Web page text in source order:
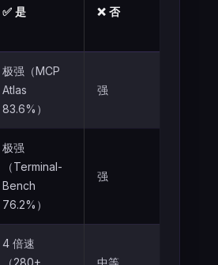
✅ 是 ❌ 否
极强（MCP
Atlas
83.6%）
强
极强
（Terminal-
Bench
76.2%）
强
4 倍速
（280+
中等